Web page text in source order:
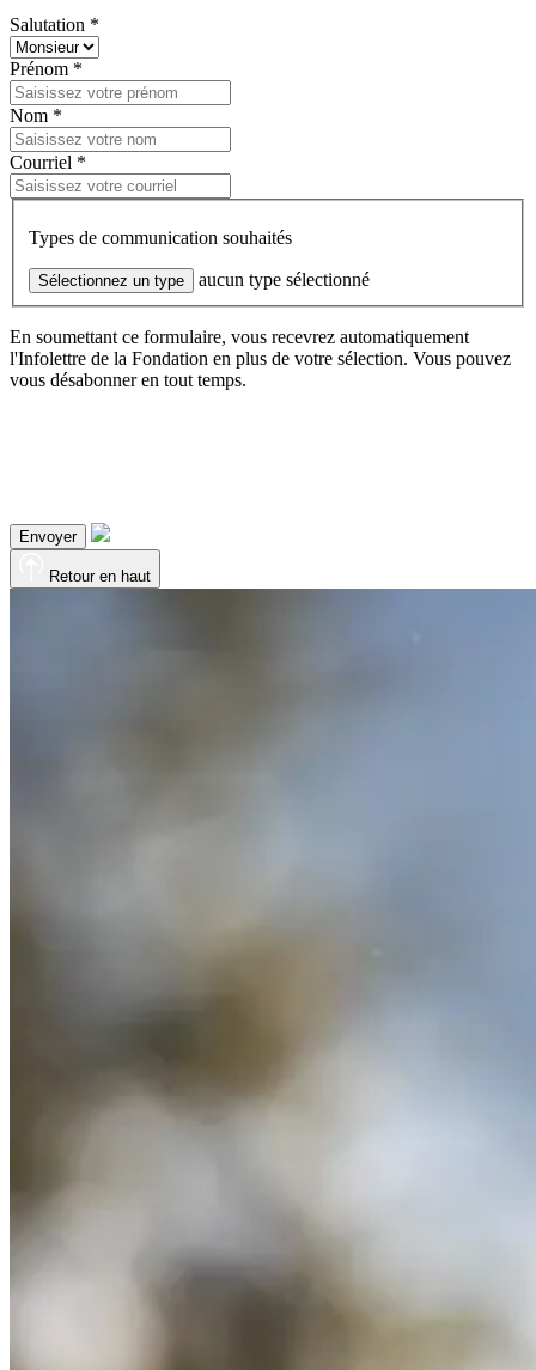
Salutation *
Prénom *
Nom *
Courriel *
Types de communication souhaités
Sélectionnez un type aucun type sélectionné
En soumettant ce formulaire, vous recevrez automatiquement
l'Infolettre de la Fondation en plus de votre sélection. Vous pouvez
vous désabonner en tout temps.
Envoyer
Retour en haut